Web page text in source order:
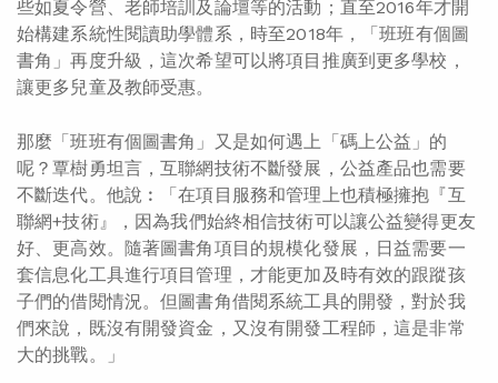
些如夏令營、老師培訓及論壇等的活動；直至2016年才開
始構建系統性閱讀助學體系，時至2018年，「班班有個圖
書角」再度升級，這次希望可以將項目推廣到更多學校，
讓更多兒童及教師受惠。
那麼「班班有個圖書角」又是如何遇上「碼上公益」的
呢？覃樹勇坦言，互聯網技術不斷發展，公益產品也需要
不斷迭代。他說︰「在項目服務和管理上也積極擁抱『互
聯網+技術』，因為我們始終相信技術可以讓公益變得更友
好、更高效。隨著圖書角項目的規模化發展，日益需要一
套信息化工具進行項目管理，才能更加及時有效的跟蹤孩
子們的借閱情況。但圖書角借閱系統工具的開發，對於我
們來說，既沒有開發資金，又沒有開發工程師，這是非常
大的挑戰。」